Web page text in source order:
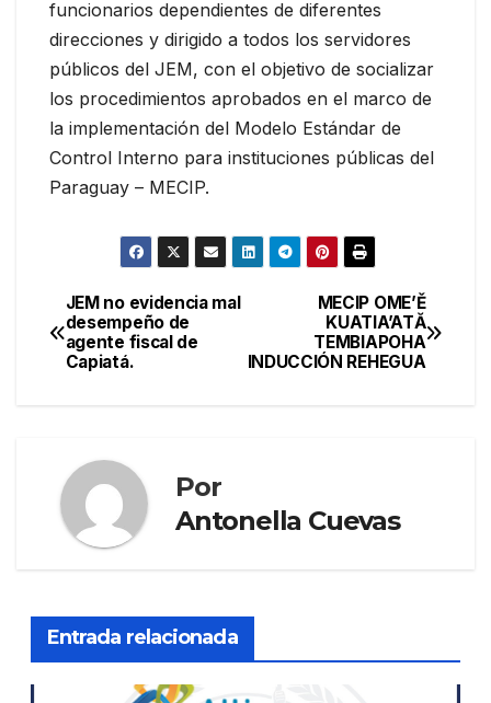
funcionarios dependientes de diferentes
direcciones y dirigido a todos los servidores
públicos del JEM, con el objetivo de socializar
los procedimientos aprobados en el marco de
la implementación del Modelo Estándar de
Control Interno para instituciones públicas del
Paraguay – MECIP.
Navegación
de
MECIP OME’Ě
KUATIA’ATĂ
TEMBIAPOHA
INDUCCIÓN REHEGUA
JEM no evidencia mal
desempeño de
agente fiscal de
Capiatá.
Por
Antonella Cuevas
Entrada relacionada